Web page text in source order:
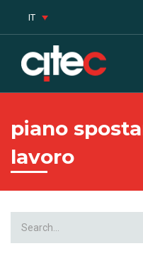
IT
piano
lavoro